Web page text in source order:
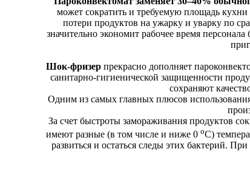
может сократить и требуемую площадь
потери продуктов на ужарку и уварку по
значительно экономит рабочее время
Шок-фризерпрекрасно дополняет
санитарно-гигиенической защищенности
сохраняют
Одним из самых главных плюсов
За счет быстроты замораживания продуктов
имеют разные (в том числе и ниже 0 оС)
развиться и остаться следы этих бактерий. При